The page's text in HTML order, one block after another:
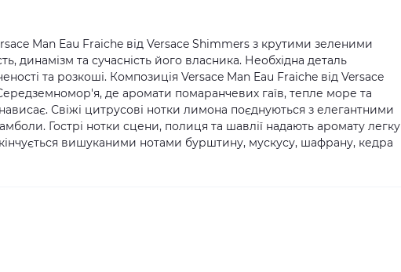
Man Eau Fraiche від Versace Shimmers з крутими зеленими
динамізм та сучасність його власника. Необхідна деталь
та розкоші. Композиція Versace Man Eau Fraiche від Versace
де аромати помаранчевих гаїв, тепле море та
Свіжі цитрусові нотки лимона поєднуються з елегантними
Гострі нотки сцени, полиця та шавлії надають аромату легку
вишуканими нотами бурштину, мускусу, шафрану, кедра